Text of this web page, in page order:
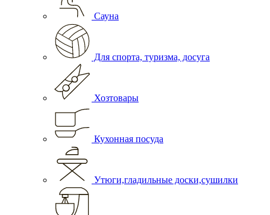
Сауна
Для спорта, туризма, досуга
Хозтовары
Кухонная посуда
Утюги,гладильные доски,сушилки